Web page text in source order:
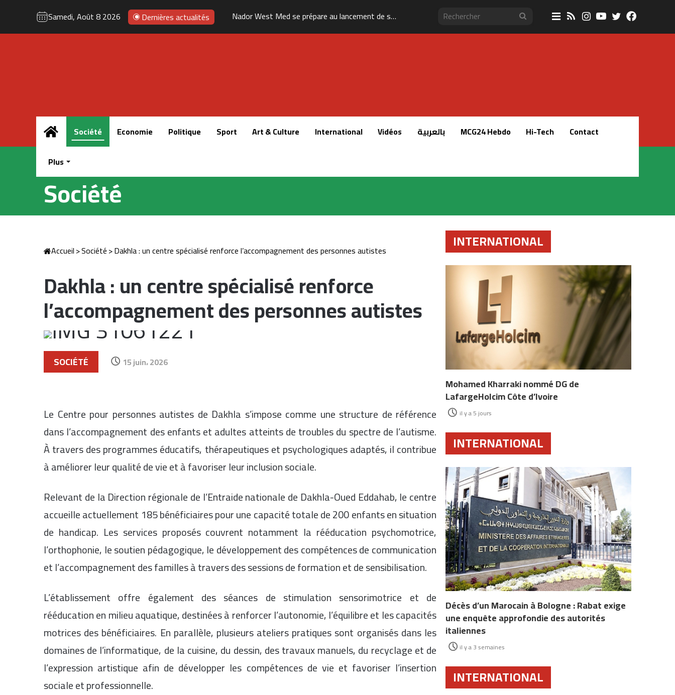
Samedi, Août 8 2026 Dernières actualités Tanger : l’aéroport Ibn Battouta prépare son changement d’échelle RechercherSidebar
(barre
RSSInstagram
YouTube
Twitter
AccueilSociété Economie Politique Sport Art & Culture International Vidéos بالعربية MCG24 Hebdo Hi-Tech
Contact
Plus
Société
Accueil>Société>Dakhla : un centre spécialisé renforce l’accompagnement des personnes autistes
Dakhla : un centre spécialisé renforce
l’accompagnement des personnes autistes
SOCIÉTÉ 15 juin، 2026
Le Centre pour personnes autistes de Dakhla s’impose comme une structure de référence
dans l’accompagnement des enfants et adultes atteints de troubles du spectre de l’autisme.
À travers des programmes éducatifs, thérapeutiques et psychologiques adaptés, il contribue
à améliorer leur qualité de vie et à favoriser leur inclusion sociale.
Relevant de la Direction régionale de l’Entraide nationale de Dakhla-Oued Eddahab, le centre
accueille actuellement 185 bénéficiaires pour une capacité totale de 200 enfants en situation
de handicap. Les services proposés couvrent notamment la rééducation psychomotrice,
l’orthophonie, le soutien pédagogique, le développement des compétences de communication
et l’accompagnement des familles à travers des sessions de formation et de sensibilisation.
L’établissement offre également des séances de stimulation sensorimotrice et de
rééducation en milieu aquatique, destinées à renforcer l’autonomie, l’équilibre et les capacités
motrices des bénéficiaires. En parallèle, plusieurs ateliers pratiques sont organisés dans les
domaines de l’informatique, de la cuisine, du dessin, des travaux manuels, du recyclage et de
l’expression artistique afin de développer les compétences de vie et favoriser l’insertion
sociale et professionnelle.
INTERNATIONAL
Mohamed Kharraki nommé DG de
LafargeHolcim Côte d’Ivoire
il y a 5 jours
INTERNATIONAL
Décès d’un Marocain à Bologne : Rabat exige
une enquête approfondie des autorités
italiennes
il y a 3 semaines
INTERNATIONAL